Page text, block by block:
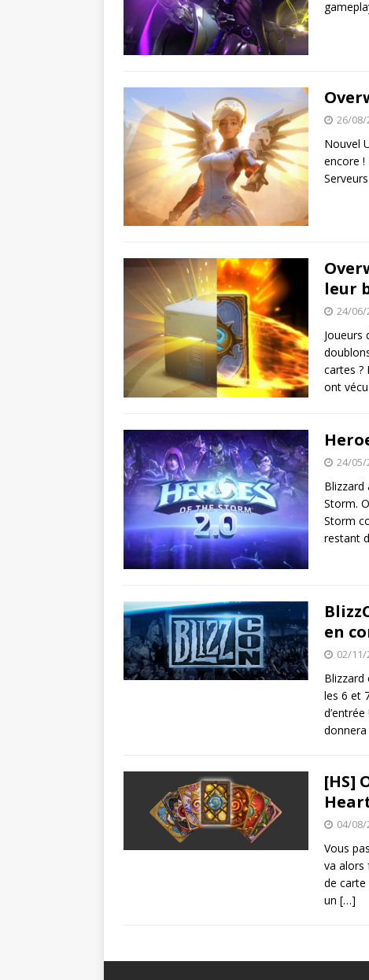
26/08/
Nouvel
encore !
leur
24/06/
Joueurs
cartes ?
ont
24/05/
Blizzard
Storm.
Storm
restant
en
02/11/
Blizzard
les 6 et
donnera
[HS]
04/08/
Vous
va alors
de carte
un […]